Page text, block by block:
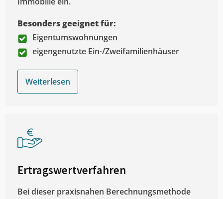
Besonders geeignet für:
Eigentumswohnungen
eigengenutzte Ein-/Zweifamilienhäuser
Weiterlesen
Ertragswertverfahren
Bei dieser praxisnahen Berechnungsmethode